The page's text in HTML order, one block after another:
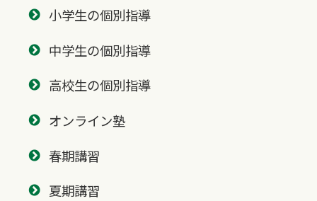
小学生の個別指導
中学生の個別指導
高校生の個別指導
オンライン塾
春期講習
夏期講習